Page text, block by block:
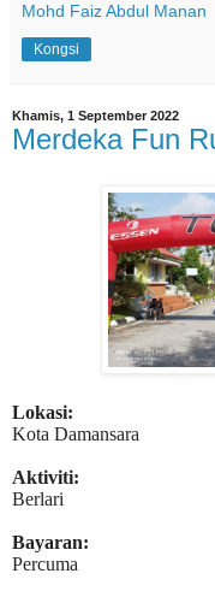
Mohd Faiz Abdul Manan
Kongsi
Khamis, 1 September 2022
Merdeka Fun
Lokasi:
Kota Damansara
Aktiviti:
Berlari
Bayaran:
Percuma